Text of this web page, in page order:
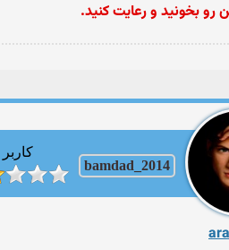
رو بخونید و رعایت کنید.
bamdad_2014
کاربر